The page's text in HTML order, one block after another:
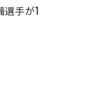
手が1